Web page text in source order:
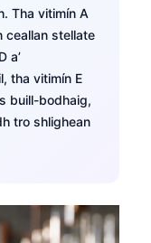
Tha vitimín A
ceallan stellate
a’
tha vitimín E
buill-bodhaig,
tro shlighean